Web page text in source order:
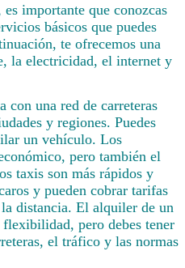
importante que conozcas
básicos que puedes
te ofrecemos una
la electricidad, el internet y
con una red de carreteras
y regiones. Puedes
un vehículo. Los
pero también el
taxis son más rápidos y
y pueden cobrar tarifas
distancia. El alquiler de un
pero debes tener
el tráfico y las normas